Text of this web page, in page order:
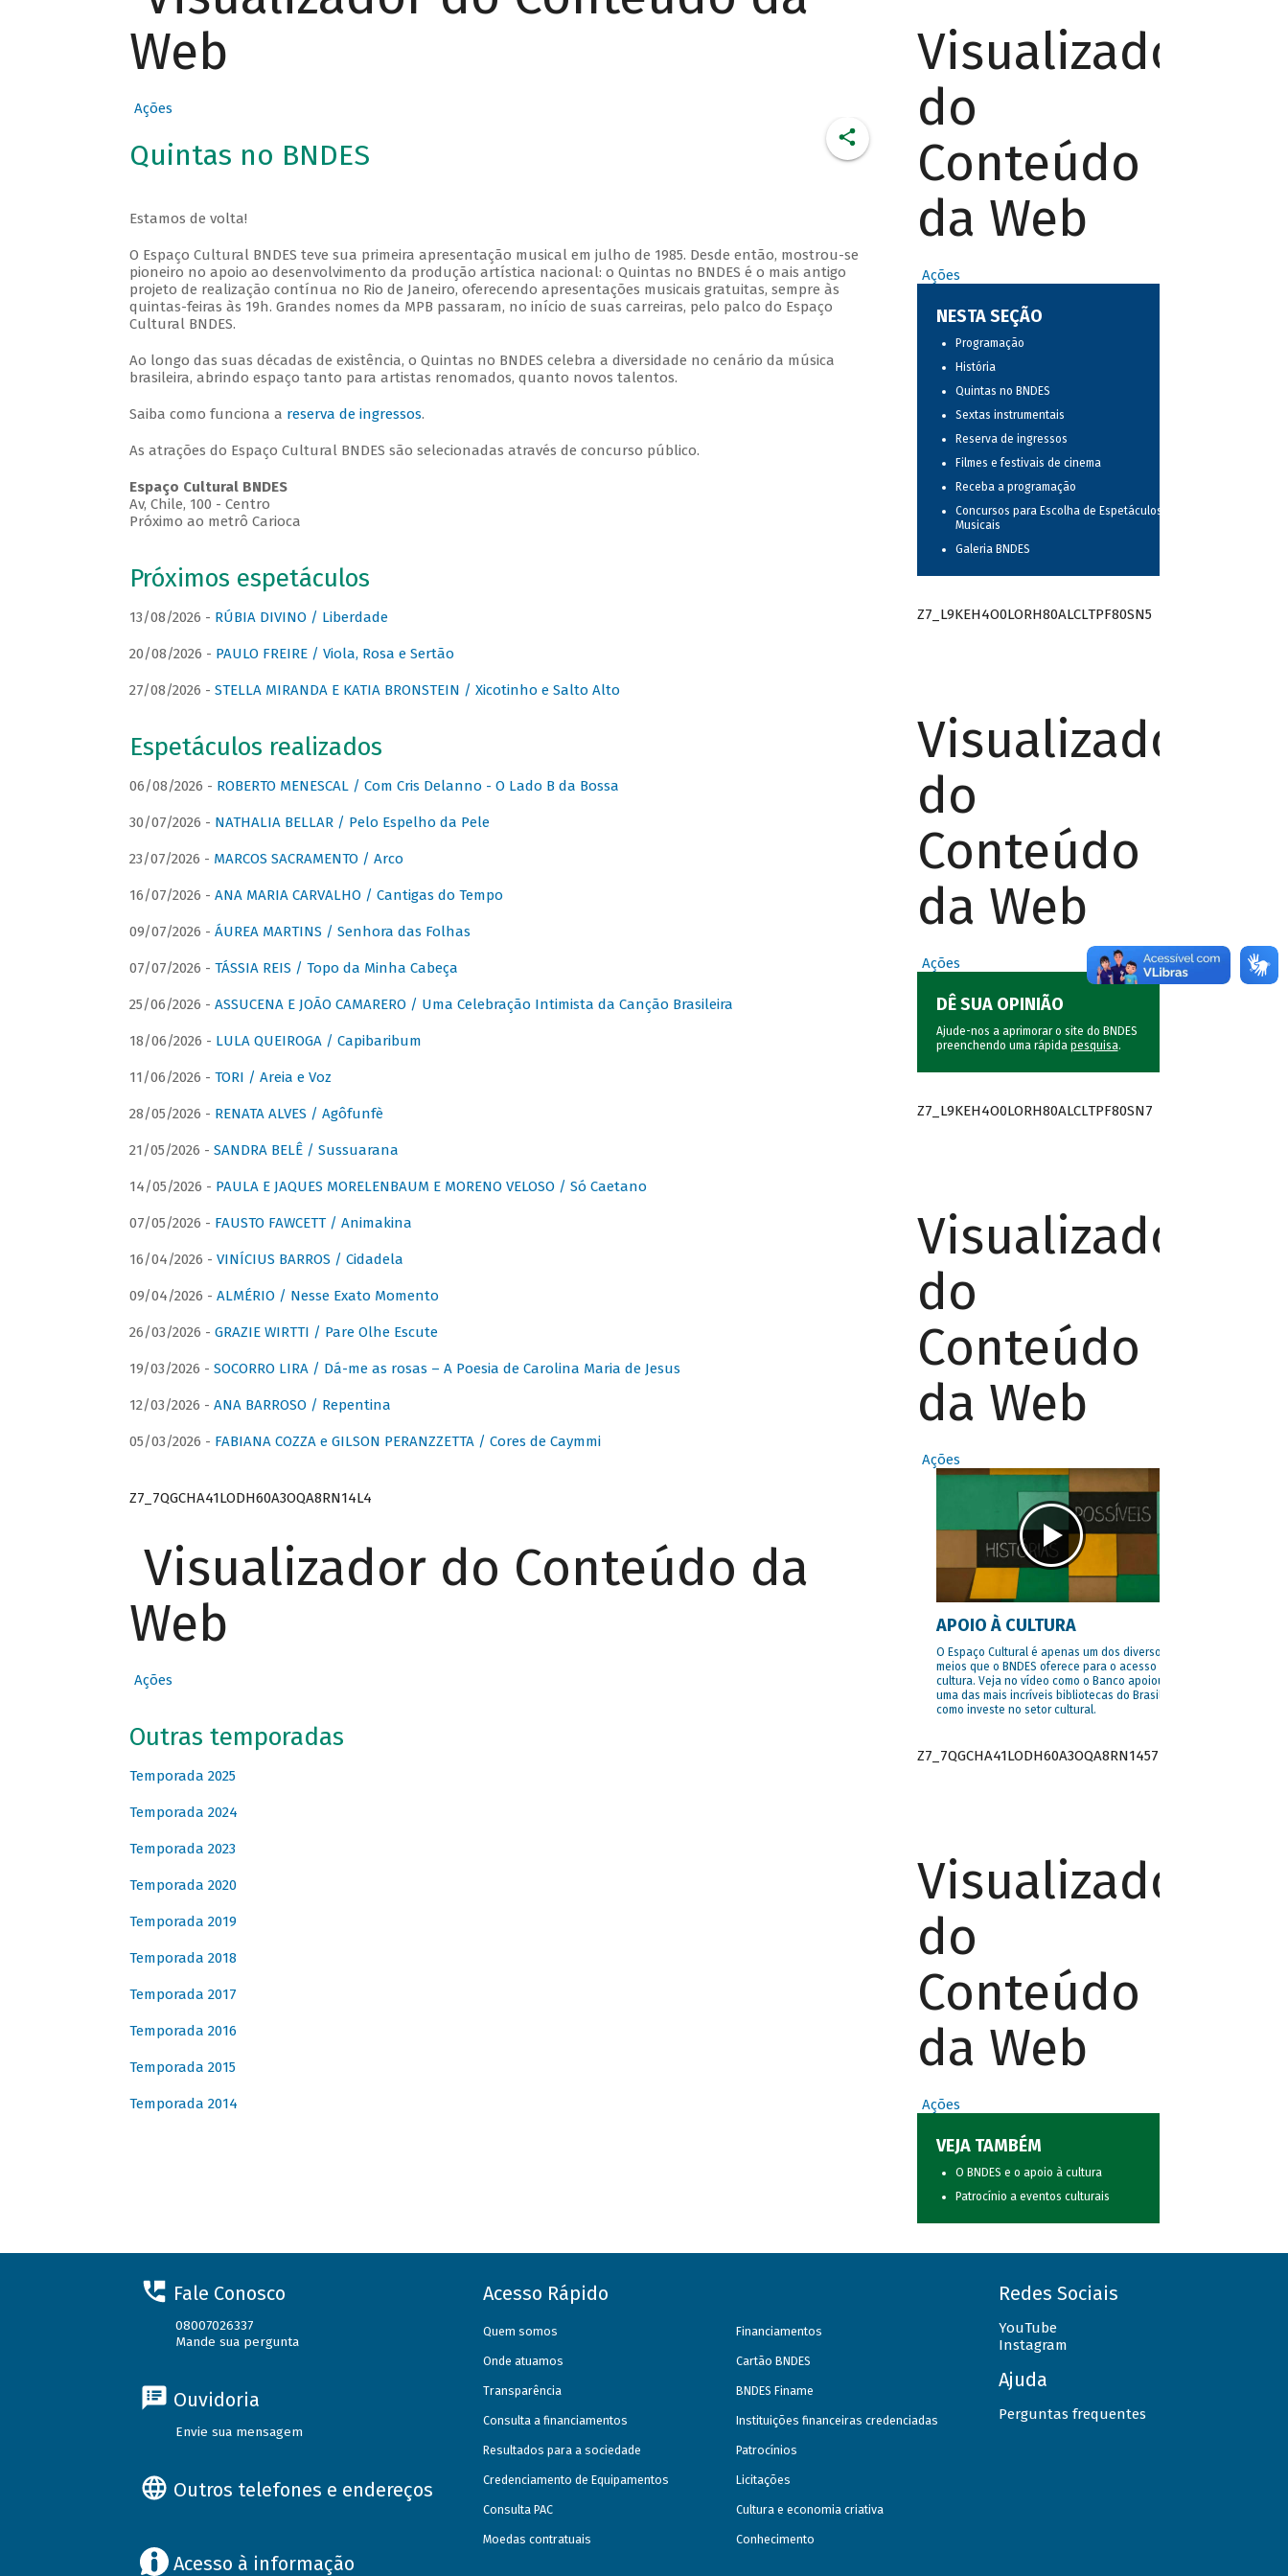
Web
Ações
Quintas no BNDES
Estamos de volta!
O Espaço Cultural BNDES teve sua primeira apresentação musical em julho de 1985. Desde então, mostrou-se
pioneiro no apoio ao desenvolvimento da produção artística nacional: o Quintas no BNDES é o mais antigo
projeto de realização contínua no Rio de Janeiro, oferecendo apresentações musicais gratuitas, sempre às
quintas-feiras às 19h. Grandes nomes da MPB passaram, no início de suas carreiras, pelo palco do Espaço
Cultural BNDES.
Ao longo das suas décadas de existência, o Quintas no BNDES celebra a diversidade no cenário da música
brasileira, abrindo espaço tanto para artistas renomados, quanto novos talentos.
Saiba como funciona a reserva de ingressos.
As atrações do Espaço Cultural BNDES são selecionadas através de concurso público.
Espaço Cultural BNDES
Av, Chile, 100 - Centro
Próximo ao metrô Carioca
Próximos espetáculos
13/08/2026 - RÚBIA DIVINO / Liberdade
20/08/2026 - PAULO FREIRE / Viola, Rosa e Sertão
27/08/2026 - STELLA MIRANDA E KATIA BRONSTEIN / Xicotinho e Salto Alto
Espetáculos realizados
06/08/2026 - ROBERTO MENESCAL / Com Cris Delanno - O Lado B da Bossa
30/07/2026 - NATHALIA BELLAR / Pelo Espelho da Pele
23/07/2026 - MARCOS SACRAMENTO / Arco
16/07/2026 - ANA MARIA CARVALHO / Cantigas do Tempo
09/07/2026 - ÁUREA MARTINS / Senhora das Folhas
07/07/2026 - TÁSSIA REIS / Topo da Minha Cabeça
25/06/2026 - ASSUCENA E JOÃO CAMARERO / Uma Celebração Intimista da Canção Brasileira
18/06/2026 - LULA QUEIROGA / Capibaribum
11/06/2026 - TORI / Areia e Voz
28/05/2026 - RENATA ALVES / Agôfunfè
21/05/2026 - SANDRA BELÊ / Sussuarana
14/05/2026 - PAULA E JAQUES MORELENBAUM E MORENO VELOSO / Só Caetano
07/05/2026 - FAUSTO FAWCETT / Animakina
16/04/2026 - VINÍCIUS BARROS / Cidadela
09/04/2026 - ALMÉRIO / Nesse Exato Momento
26/03/2026 - GRAZIE WIRTTI / Pare Olhe Escute
19/03/2026 - SOCORRO LIRA / Dá-me as rosas – A Poesia de Carolina Maria de Jesus
12/03/2026 - ANA BARROSO / Repentina
05/03/2026 - FABIANA COZZA e GILSON PERANZZETTA / Cores de Caymmi
Z7_7QGCHA41LODH60A3OQA8RN14L4
Visualizador do Conteúdo da
Web
Ações
Outras temporadas
Temporada 2025
Temporada 2024
Temporada 2023
Temporada 2020
Temporada 2019
Temporada 2018
Temporada 2017
Temporada 2016
Temporada 2015
Temporada 2014
Visualizador
do
Conteúdo
da Web
Ações
NESTA SEÇÃO
Programação
História
Quintas no BNDES
Sextas instrumentais
Reserva de ingressos
Filmes e festivais de cinema
Receba a programação
Concursos para Escolha de Espetáculos
Musicais
Galeria BNDES
Z7_L9KEH4O0LORH80ALCLTPF80SN5
Visualizador
do
Conteúdo
da Web
Ações
DÊ SUA OPINIÃO
Ajude-nos a aprimorar o site do BNDES
preenchendo uma rápida pesquisa.
Z7_L9KEH4O0LORH80ALCLTPF80SN7
Visualizador
do
Conteúdo
da Web
Ações
APOIO À CULTURA
O Espaço Cultural é apenas um dos diversos
meios que o BNDES oferece para o acesso à
cultura. Veja no vídeo como o Banco apoiou
uma das mais incríveis bibliotecas do Brasil e
como investe no setor cultural.
Z7_7QGCHA41LODH60A3OQA8RN1457
Visualizador
do
Conteúdo
da Web
Ações
VEJA TAMBÉM
O BNDES e o apoio à cultura
Patrocínio a eventos culturais
Fale Conosco
08007026337
Mande sua pergunta
Ouvidoria
Envie sua mensagem
Outros telefones e endereços
Acesso à informação
Acesso Rápido
Quem somos
Onde atuamos
Transparência
Consulta a financiamentos
Resultados para a sociedade
Credenciamento de Equipamentos
Consulta PAC
Moedas contratuais
Financiamentos
Cartão BNDES
BNDES Finame
Instituições financeiras credenciadas
Patrocínios
Licitações
Cultura e economia criativa
Conhecimento
Redes Sociais
YouTube
Instagram
Ajuda
Perguntas frequentes